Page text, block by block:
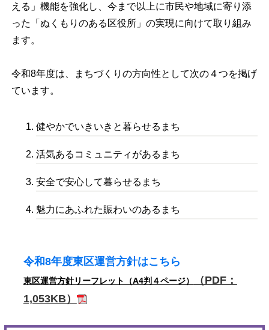
える」機能を強化し、今まで以上に市民や地域に寄り添
った「ぬくもりのある区役所」の実現に向けて取り組み
ます。
令和8年度は、まちづくりの方向性として次の４つを掲げ
ています。
健やかでいきいきと暮らせるまち
活気あるコミュニティがあるまち
安全で安心して暮らせるまち
魅力にあふれた賑わいのあるまち
令和8年度東区運営方針はこちら
東区運営方針リーフレット（A4判４ページ）
（PDF：
1,053KB）